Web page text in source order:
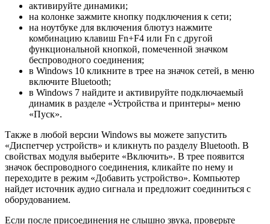
активируйте динамики;
на колонке зажмите кнопку подключения к сети;
на ноутбуке для включения блютуз нажмите
комбинацию клавиш Fn+F4 или Fn с другой
функциональной кнопкой, помеченной значком
беспроводного соединения;
в Windows 10 кликните в трее на значок сетей, в меню
включите Bluetooth;
в Windows 7 найдите и активируйте подключаемый
динамик в разделе «Устройства и принтеры» меню
«Пуск».
Также в любой версии Windows вы можете запустить
«Диспетчер устройств» и кликнуть по разделу Bluetooth. В
свойствах модуля выберите «Включить». В трее появится
значок беспроводного соединения, кликайте по нему и
переходите в режим «Добавить устройство». Компьютер
найдет источник аудио сигнала и предложит соединиться с
оборудованием.
Если после присоединения не слышно звука, проверьте